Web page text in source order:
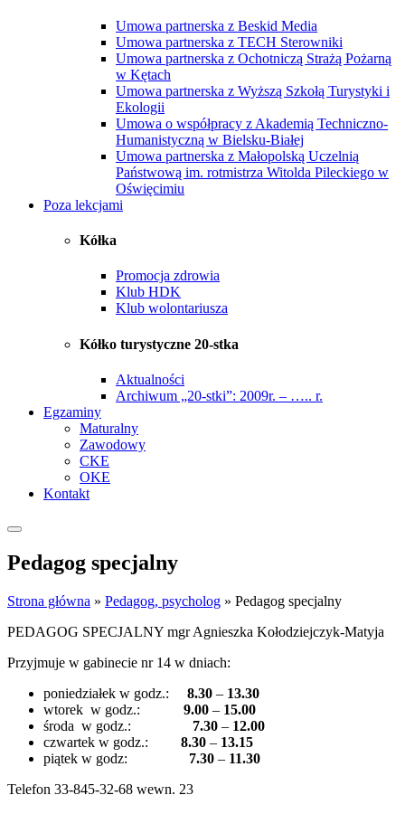
Umowa partnerska z Beskid Media
Umowa partnerska z TECH Sterowniki
Umowa partnerska z Ochotniczą Strażą Pożarną
w Kętach
Umowa partnerska z Wyższą Szkołą Turystyki i
Ekologii
Umowa o współpracy z Akademią Techniczno-
Humanistyczną w Bielsku-Białej
Umowa partnerska z Małopolską Uczelnią
Państwową im. rotmistrza Witolda Pileckiego w
Oświęcimiu
Poza lekcjami
Kółka
Promocja zdrowia
Klub HDK
Klub wolontariusza
Kółko turystyczne 20-stka
Aktualności
Archiwum „20-stki”: 2009r. – ….. r.
Egzaminy
Maturalny
Zawodowy
CKE
OKE
Kontakt
Pedagog specjalny
Strona główna » Pedagog, psycholog » Pedagog specjalny
PEDAGOG SPECJALNY mgr Agnieszka Kołodziejczyk-Matyja
Przyjmuje w gabinecie nr 14 w dniach:
poniedziałek w godz.: 8.30 – 13.30
wtorek w godz.: 9.00 – 15.00
środa w godz.: 7.30 – 12.00
czwartek w godz.: 8.30 – 13.15
piątek w godz: 7.30 – 11.30
Telefon 33-845-32-68 wewn. 23